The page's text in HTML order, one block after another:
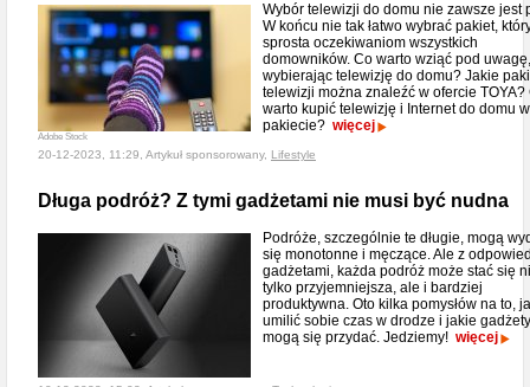
Adobe Stock
Wybór telewizji do domu nie zawsze jest
W końcu nie tak łatwo wybrać pakiet,
sprosta oczekiwaniom wszystkich
domowników. Co warto wziąć pod uwagę,
wybierając telewizję do domu? Jakie
telewizji można znaleźć w ofercie TOYA?
warto kupić telewizję i Internet do domu w
pakiecie? więcej
20-12-2023, 11:29, Artykuł sponsorowany, Lifestyle
Długa podróż? Z tymi gadżetami nie musi być nudna
Podróże, szczególnie te długie, mogą
się monotonne i męczące. Ale z
gadżetami, każda podróż może stać się
tylko przyjemniejsza, ale i bardziej
produktywna. Oto kilka pomysłów na to,
umilić sobie czas w drodze i jakie gadżety
mogą się przydać. Jedziemy! więcej